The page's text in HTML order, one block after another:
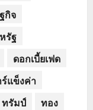
กิจ
รัฐ
ดอกเบี้ยเฟด
แข็งค่า
ทรัมป์
ทอง